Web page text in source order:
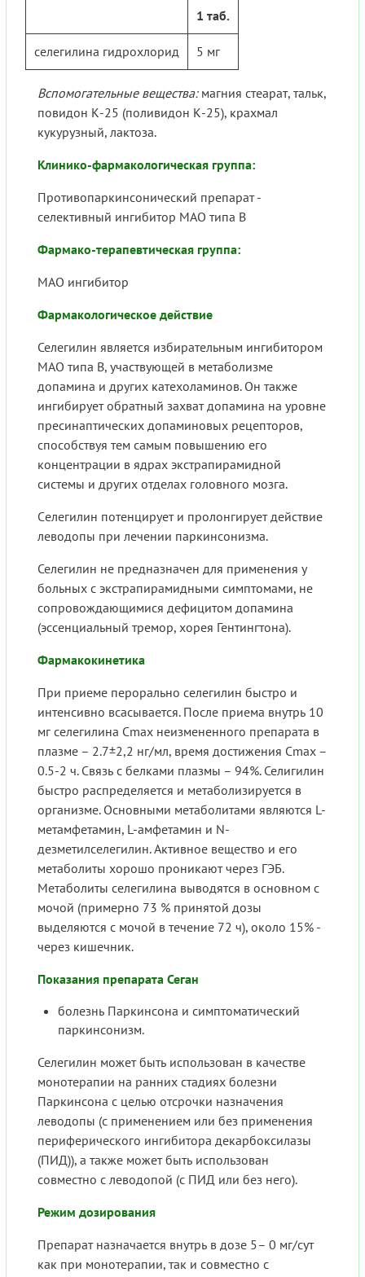
1 таб.
селегилина гидрохлорид 5 мг
Вспомогательные вещества:магния стеарат, тальк,
повидон К-25 (поливидон К-25), крахмал
кукурузный, лактоза.
Клинико-фармакологическая группа:
Противопаркинсонический препарат -
селективный ингибитор МАО типа В
Фармако-терапевтическая группа:
МАО ингибитор
Фармакологическое действие
Селегилин является избирательным ингибитором
МАО типа В, участвующей в метаболизме
допамина и других катехоламинов. Он также
ингибирует обратный захват допамина на уровне
пресинаптических допаминовых рецепторов,
способствуя тем самым повышению его
концентрации в ядрах экстрапирамидной
системы и других отделах головного мозга.
Cелегилин потенцирует и пролонгирует действие
леводопы при лечении паркинсонизма.
Селегилин не предназначен для применения у
больных с экстрапирамидными симптомами, не
сопровождающимися дефицитом допамина
(эссенциальный тремор, хорея Гентингтона).
Фармакокинетика
При приеме перорально селегилин быстро и
интенсивно всасывается. После приема внутрь 10
мг селегилина Cmax неизмененного препарата в
плазме – 2.7±2,2 нг/мл, время достижения Cmax –
0.5-2 ч. Связь с белками плазмы – 94%. Селигилин
быстро распределяется и метаболизируется в
организме. Основными метаболитами являются L-
метамфетамин, L-амфетамин и N-
дезметилселегилин. Активное вещество и его
метаболиты хорошо проникают через ГЭБ.
Метаболиты селегилина выводятся в основном с
мочой (примерно 73 % принятой дозы
выделяются с мочой в течение 72 ч), около 15% -
через кишечник.
Показания препарата Сеган
болезнь Паркинсона и симптоматический
паркинсонизм.
Селегилин может быть использован в качестве
монотерапии на ранних стадиях болезни
Паркинсона с целью отсрочки назначения
леводопы (с применением или без применения
периферического ингибитора декарбоксилазы
(ПИД)), а также может быть использован
совместно с леводопой (с ПИД или без него).
Режим дозирования
Препарат назначается внутрь в дозе 5– 0 мг/сут
как при монотерапии, так и совместно с